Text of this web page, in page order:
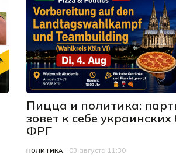
Пицца и политика:
зовет к себе
ФРГ
Категория
ПОЛИТИКА
Дата публикации
03 августа 11:30